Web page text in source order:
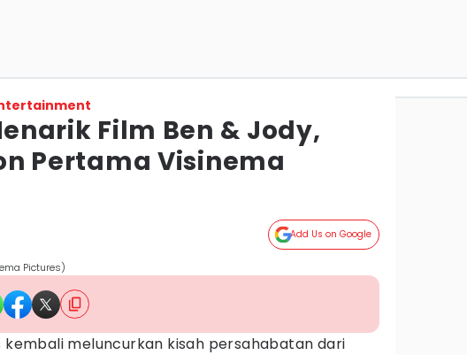
Film Ben & Jody,
Pertama Visinema
Add Us on Google
Pictures)
kembali meluncurkan kisah persahabatan dari